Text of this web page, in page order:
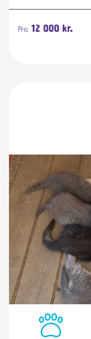
Pris: 12 000 kr.